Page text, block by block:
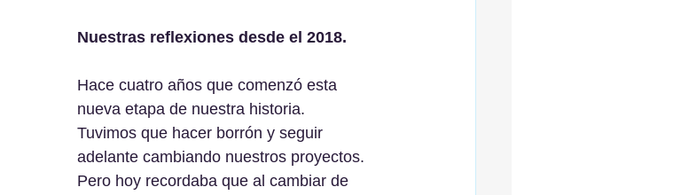
Nuestras reflexiones desde el 2018.
Hace cuatro años que comenzó esta
nueva etapa de nuestra historia.
Tuvimos que hacer borrón y seguir
adelante cambiando nuestros proyectos.
Pero hoy recordaba que al cambiar de